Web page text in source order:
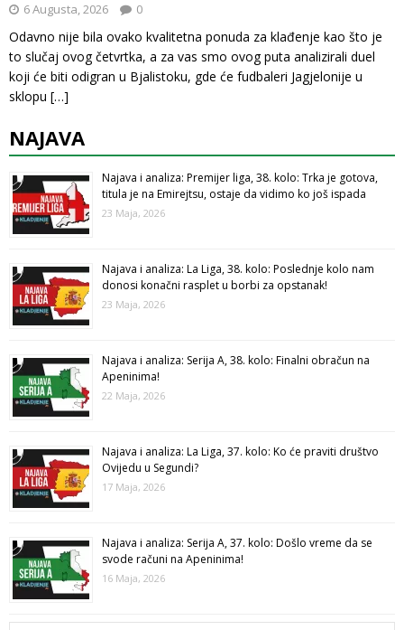
6 Augusta, 2026 0
Odavno nije bila ovako kvalitetna ponuda za klađenje kao što je
to slučaj ovog četvrtka, a za vas smo ovog puta analizirali duel
koji će biti odigran u Bjalistoku, gde će fudbaleri Jagjelonije u
sklopu […]
NAJAVA
Najava i analiza: Premijer liga, 38. kolo: Trka je gotova,
titula je na Emirejtsu, ostaje da vidimo ko još ispada
23 Maja, 2026
Najava i analiza: La Liga, 38. kolo: Poslednje kolo nam
donosi konačni rasplet u borbi za opstanak!
23 Maja, 2026
Najava i analiza: Serija A, 38. kolo: Finalni obračun na
Apeninima!
22 Maja, 2026
Najava i analiza: La Liga, 37. kolo: Ko će praviti društvo
Ovijedu u Segundi?
17 Maja, 2026
Najava i analiza: Serija A, 37. kolo: Došlo vreme da se
svode računi na Apeninima!
16 Maja, 2026